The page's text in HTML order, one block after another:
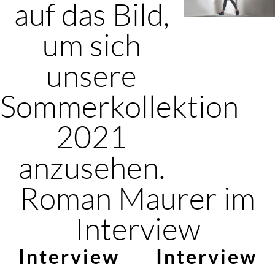
auf das Bild,
um sich
unsere
Sommerkollektion
2021
anzusehen.
Roman Maurer im
Interview
Interview
Interview